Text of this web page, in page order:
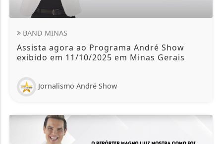
BAND MINAS
Assista agora ao Programa André Show
exibido em 11/10/2025 em Minas Gerais
Jornalismo André Show